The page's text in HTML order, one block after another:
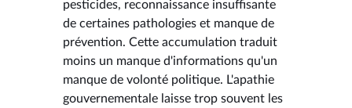
pesticides, reconnaissance insuffisante
de certaines pathologies et manque de
prévention. Cette accumulation traduit
moins un manque d'informations qu'un
manque de volonté politique. L'apathie
gouvernementale laisse trop souvent les